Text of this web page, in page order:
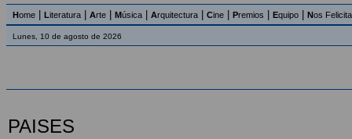
Home Literatura Arte Música Arquitectura Cine Premios Equipo Nos
Lunes, 10 de agosto de 2026
PAISES